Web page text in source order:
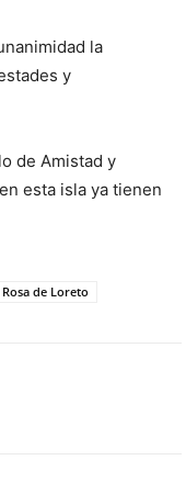
la
y
de Amistad y
esta isla ya tienen
de Loreto